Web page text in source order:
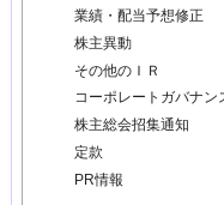
業績・配当予想修正
株主異動
その他のＩＲ
コーポレートガバナン
株主総会招集通知
定款
PR情報